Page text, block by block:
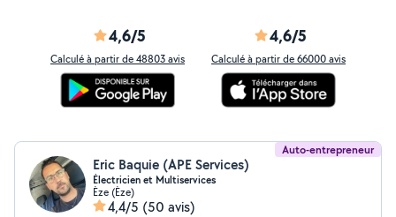
4,6/5
Calculé à partir de 48803 avis
4,6/5
Calculé à partir de 66000 avis
Auto-entrepreneur
Eric Baquie (APE Services)
Électricien et Multiservices
Èze (Èze)
4,4/5 (50 avis)